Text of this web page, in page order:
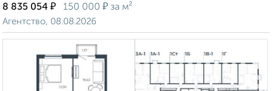
8 835 054 ₽ 150 000 ₽ за м²
Агентство, 08.08.2026